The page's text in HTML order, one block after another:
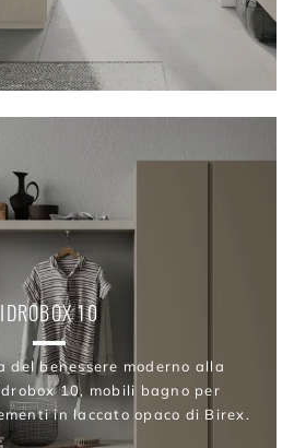
IDROBOX 10
del benessere moderno alla
10, mobili bagno per
in laccato opaco di Birex.